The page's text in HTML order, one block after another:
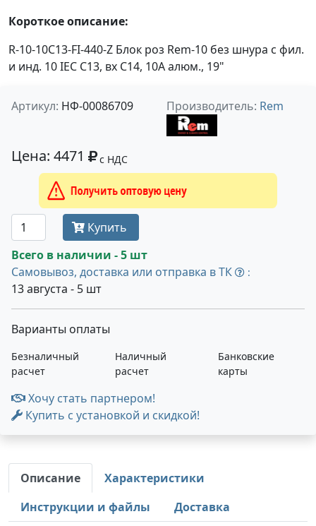
Короткое описание:
R-10-10C13-FI-440-Z Блок роз Rem-10 без шнура с фил.
и инд. 10 IEC C13, вх C14, 10A алюм., 19"
Артикул: НФ-00086709 Производитель: Rem
Цена: 4471 с НДС
Получить оптовую цену
Купить
Всего в наличии - 5 шт
Самовывоз, доставка или отправка в ТК
:
13 августа - 5 шт
Варианты оплаты
Безналичный
расчет
Наличный
расчет
Банковские
карты
Хочу стать партнером!
Купить с установкой и скидкой!
Описание
Характеристики
Инструкции и файлы
Доставка